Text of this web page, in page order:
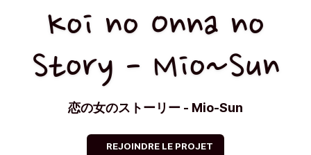
Koi no Onna no
Story - Mio~Sun
恋の女のストーリー - Mio-Sun
REJOINDRE LE PROJET